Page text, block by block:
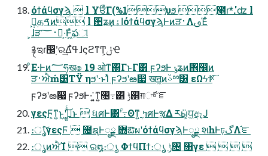
όϯάϥσγϡ  l Ұਓ͋ͨΓ(%1υϧ ೥ɾ*.'ʣ l
͕ɺੜ࢈؅ཧ͕͏·͘Ͱ͖ͣఫୀ
࿑ಇɾ඼࣭ʹର͢Δߟ͑ํɺςϩͳͲ͕ݪҼ
ͦΕ·Ͱͷ؅ཧख๏ 19 ओͳ΍ΓͱΓ͸ ϝʔϧͰ ݸʑͷ঎඼ͷ
ੜ࢈ਐḿ͸ΤΫ ηϧʹ·ͱΊͯ ϝʔϧʹఴ෇ खॻ͖ͷࢿྉ͸ εΩϟϯͯ͠
ϝʔϧʹఴ෇ ϝʔϧͰ͏·͘ ͍͔ͳ͍৔߹͸ ݱ஍ग़ுͯ֬͠ ೝ
γεςϜ͕ͳ͍ͱ͖ʹى͖͍ͯͨ͜ͱ  ધศͰ͸ؒʹ߹Θͳ͍ ߤۭศͰૹΔ རӹ͕ਧ͖ඈͿ
։ൃͨ͠γεςϜ  ೔ຊͰೖྗ ޻ఔผʹόϯάϥσγϡͰೖྗ શһͰঢ়گΛ֬ೝ
։ൃͷਐΊํ  ର໘։ൃ ΦϯϥΠϯ։ൃ ݱ৔ ৘γε    